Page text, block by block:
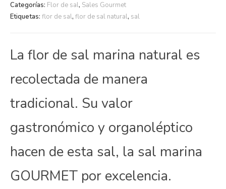
Categorías: Flor de sal, Sales Gourmet
Etiquetas: flor de sal, flor de sal natural, sal
La flor de sal marina natural es
recolectada de manera
tradicional. Su valor
gastronómico y organoléptico
hacen de esta sal, la sal marina
GOURMET por excelencia.